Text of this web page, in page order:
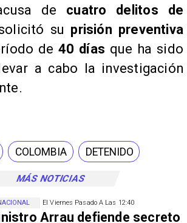
MÁS NOTICIAS
El Viernes Pasado A Las 12:40
Arrau defiende secreto
de cuatro delitos de
su prisión preventiva
de40 días que ha sido
a cabo la investigación
COLOMBIA DETENIDO